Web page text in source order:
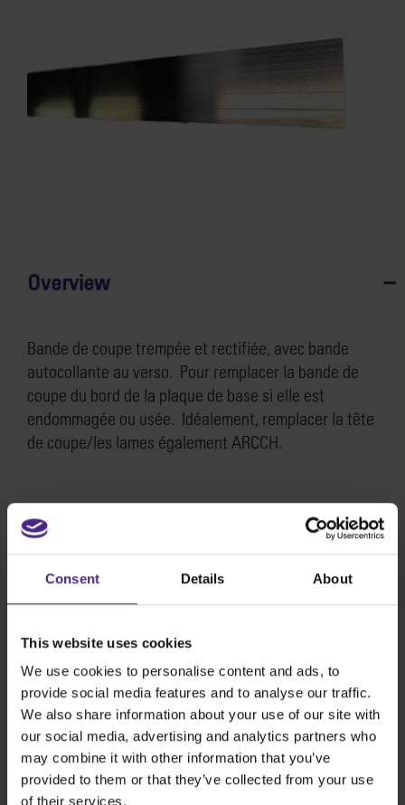
Consent Details About
This website uses cookies
We use cookies to personalise content and ads, to
provide social media features and to analyse our traffic.
We also share information about your use of our site with
our social media, advertising and analytics partners who
may combine it with other information that you’ve
provided to them or that they’ve collected from your use
of their services.
Overview
Bande de coupe trempée et rectifiée, avec bande
autocollante au verso. Pour remplacer la bande de
coupe du bord de la plaque de base si elle est
endommagée ou usée. Idéalement, remplacer la tête
de coupe/les lames également ARCCH.
Comment remplacer la bande de coupe (1524mm 60″)
sur Technic ARC ou Technic ARC TE >
SKU:KT61-152
Share:
Les meilleures machines de coupe au